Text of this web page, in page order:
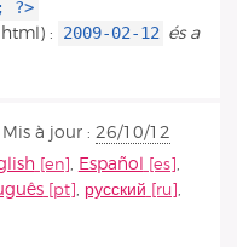
?>
: 2009-02-12 és a
Mis à jour : 26/10/12
Español
русский